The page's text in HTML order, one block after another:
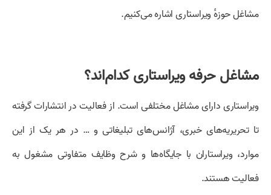
مشاغل حوزهٔ ویراستاری اشاره می‌کنیم.
مشاغل حرفه ویراستاری کدام‌اند؟
ویراستاری دارای مشاغل مختلفی است. از فعالیت در انتشارات گرفته
تا تحریریه‌های خبری، آژانس‌های تبلیغاتی و … در هر یک از این
موارد، ویراستاران با جایگاه‌ها و شرح وظایف متفاوتی مشغول به
فعالیت هستند.